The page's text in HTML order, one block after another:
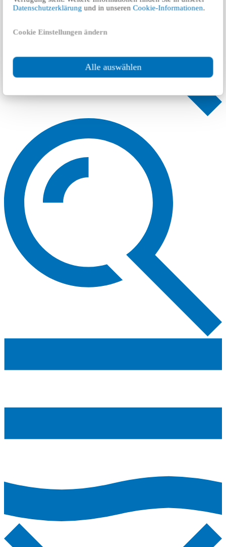
Datenschutzerklärung und in unserenCookie-Informationen.
Cookie Einstellungen ändern
Alle auswählen